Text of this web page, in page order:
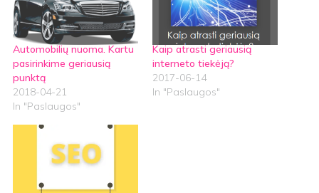
Automobilių nuoma. Kartu
pasirinkime geriausią
punktą
2018-04-21
In "Paslaugos"
Kaip atrasti geriausią
interneto tiekėją?
2017-06-14
In "Paslaugos"